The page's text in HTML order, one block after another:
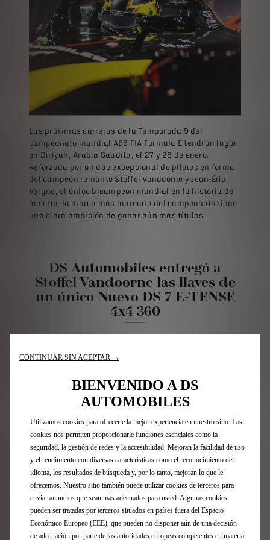
Las próximas carreras de la Temporada 9 del
campeonato mundial ABB FIA Formula E tendrán lugar
en Diriyah, Arabia Saudita, el 27 y 28 de enero.
Reforzada por un dúo excepcional de pilotos en forma
del campeón reinante Stoffel Vandoorne y Jean-Éric
Vergne, el único bicampeón mundial en la historia de
la serie, la marca más laureada del campeonato tiene
una clara ambición de ganar aún más títulos.
DS Automobiles entregó a
Stoffel Vandoorne las llaves de
un único Nuevo DS 7 E-TENSE
4x4 360
de enero, DS Automobiles entregó al piloto belga de DS
Opéra Bleu Saphir, completo con un logo de Stoffel
Vandoorne.
Afinado por DS Performance, el Nuevo DS 7 E-
TENSE 4x4 360 se beneficia directamente de la
experiencia del fabricante francés y de los
títulos ganados en la Fórmula E. Este DS7
deportivo utiliza un sistema de propulsión
híbrido recargable que produce 360 caballos de
fuerza, acoplado a una transmisión inteligente
CONTINUAR SIN ACEPTAR →
BIENVENIDO A DS
AUTOMOBILES
Utilizamos cookies para ofrecerle la mejor experiencia en nuestro sitio. Las
cookies nos permiten proporcionarle funciones esenciales como la
seguridad, la gestión de redes y la accesibilidad. Mejoran la facilidad de uso
y el rendimiento con diversas características como el reconocimiento del
idioma, los resultados de búsqueda y, por lo tanto, mejoran lo que le
ofrecemos. Nuestro sitio también puede utilizar cookies de terceros para
enviar anuncios que sean más adecuados para usted. Algunas cookies
pueden ser tratadas por terceros situados en países fuera del Espacio
Económico Europeo (EEE), que pueden no disponer aún de una decisión
de adecuación por parte de las autoridades europeas competentes en materia